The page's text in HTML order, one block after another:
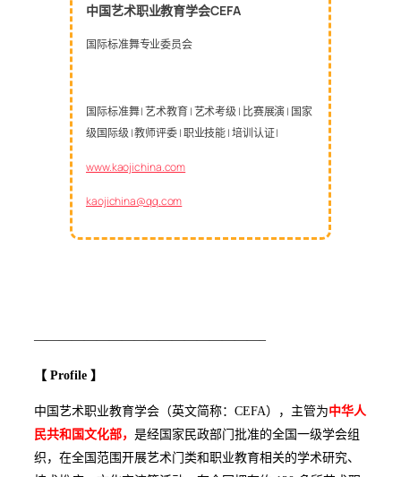
中国艺术职业教育学会CEFA
国际标准舞专业委员会
国际标准舞 | 艺术教育 | 艺术考级 | 比赛展演 | 国家
级国际级 | 教师评委 | 职业技能 | 培训认证 |
www.kaojichina.com
kaojichina@qq.com
——————————————————–
【 Profile 】
中国艺术职业教育学会（英文简称：CEFA），主管为中华人
民共和国文化部， 是经国家民政部门批准的全国一级学会组
织，在全国范围开展艺术门类和职业教育相关的学术研究、